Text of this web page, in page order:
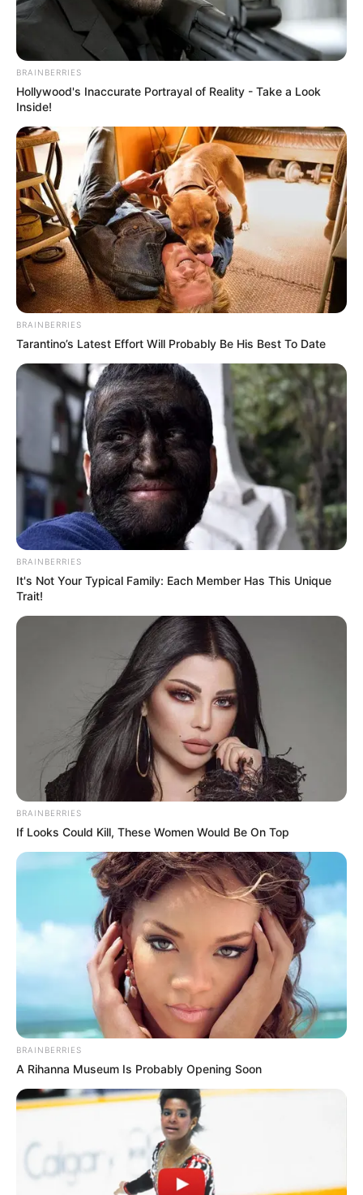
BRAINBERRIES
Hollywood's Inaccurate Portrayal of Reality - Take a Look
Inside!
BRAINBERRIES
Tarantino’s Latest Effort Will Probably Be His Best To Date
BRAINBERRIES
It's Not Your Typical Family: Each Member Has This Unique
Trait!
BRAINBERRIES
If Looks Could Kill, These Women Would Be On Top
BRAINBERRIES
A Rihanna Museum Is Probably Opening Soon